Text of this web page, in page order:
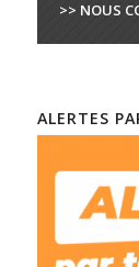
>> NOUS
ALERTES